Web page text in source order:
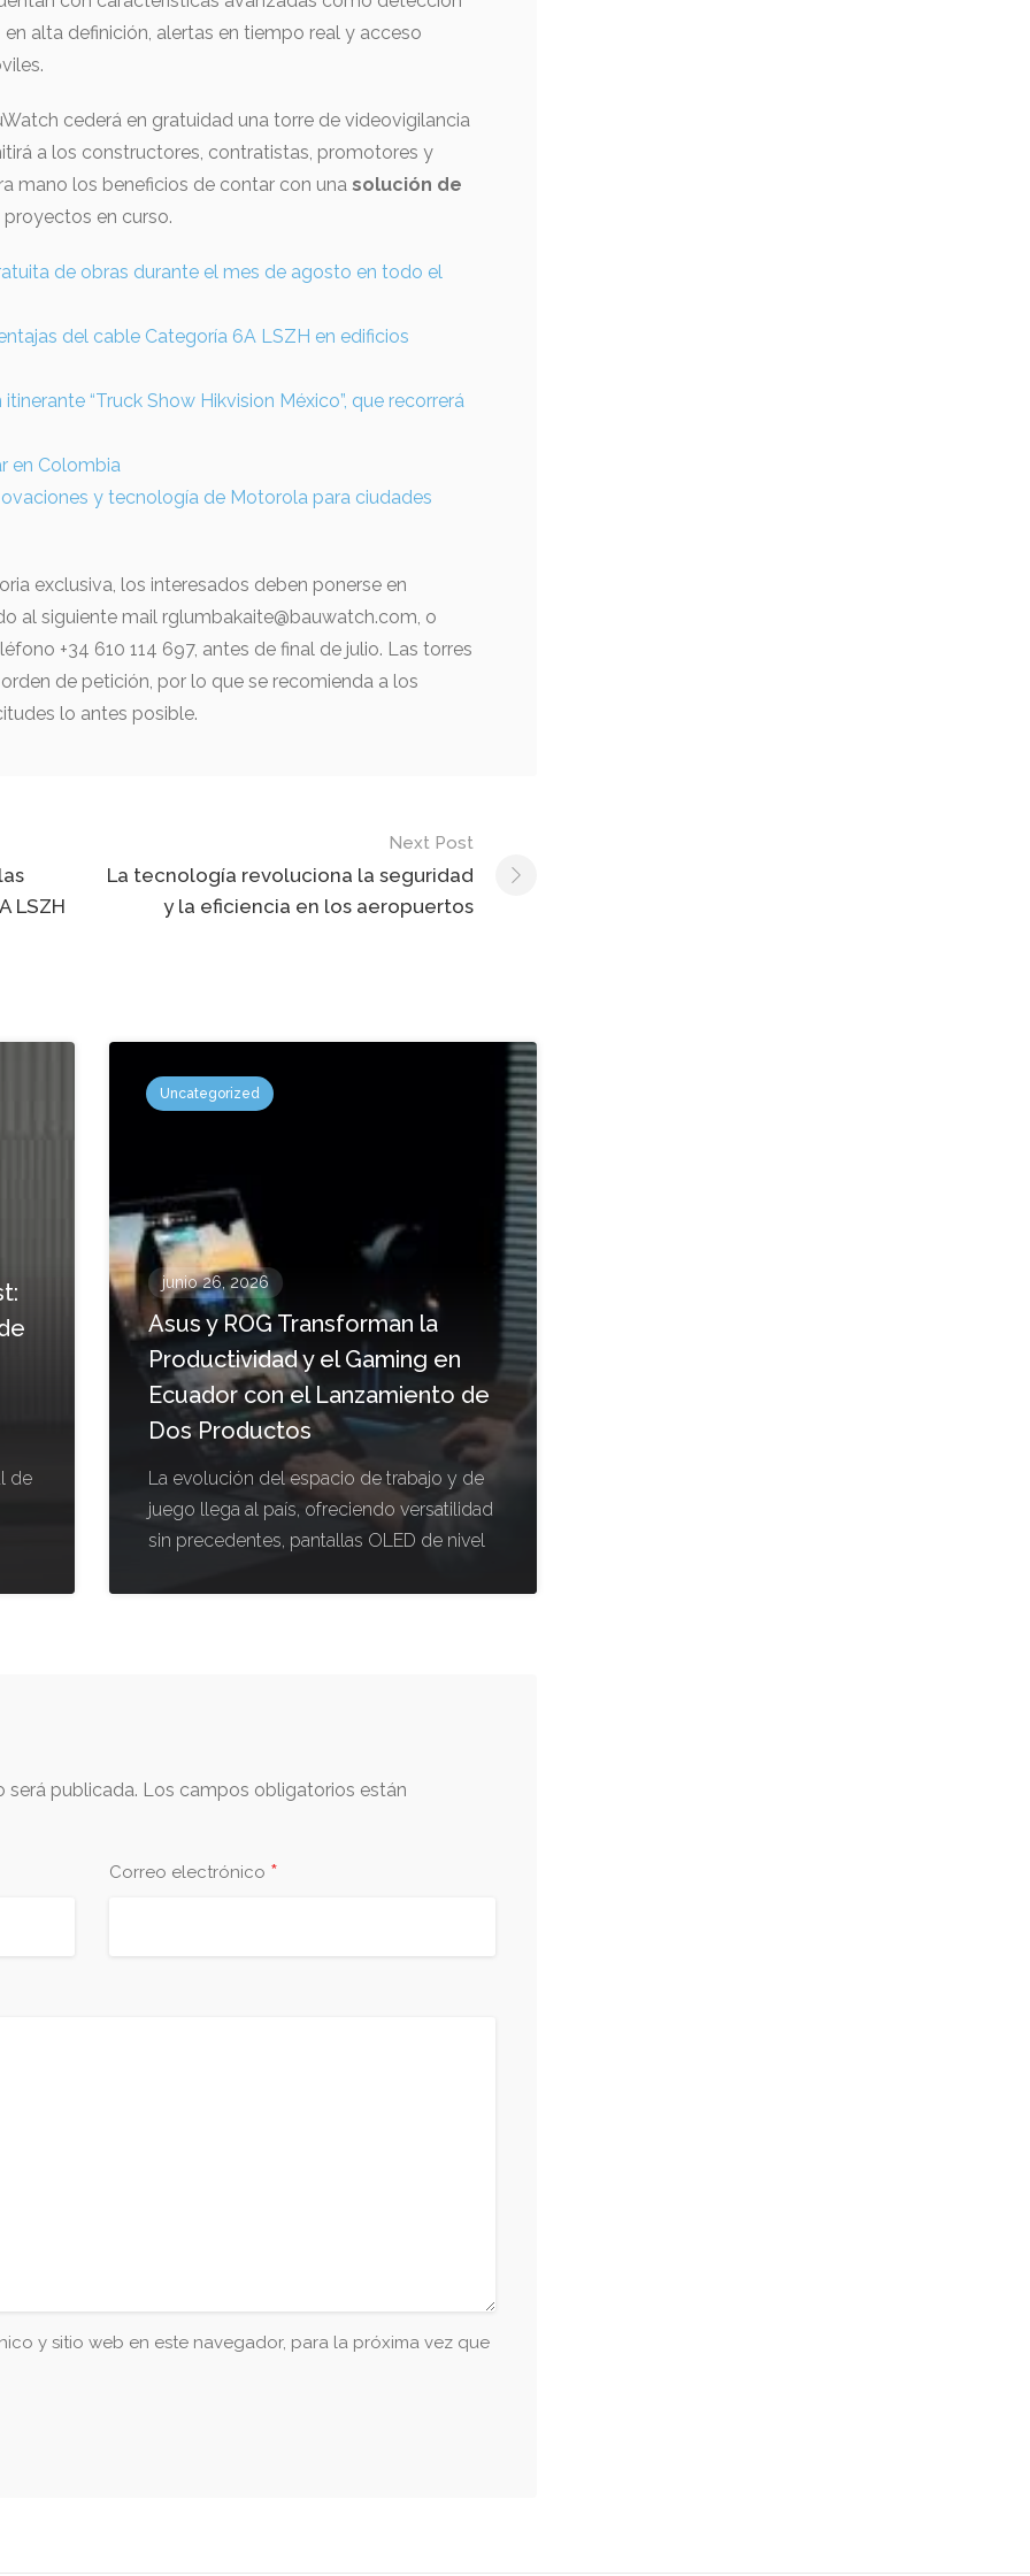
alta definición, alertas en tiempo real y acceso
cederá en gratuidad una torre de videovigilancia
a los constructores, contratistas, promotores y
mano los beneficios de contar con una solución de
en curso.
de obras durante el mes de agosto en todo el
del cable Categoría 6A LSZH en edificios
“Truck Show Hikvision México”, que recorrerá
en Colombia
y tecnología de Motorola para ciudades
exclusiva, los interesados deben ponerse en
al siguiente mail rglumbakaite@bauwatch.com, o
+34 610 114 697, antes de final de julio. Las torres
de petición, por lo que se recomienda a los
lo antes posible.
LSZH
Next Post
La tecnología revoluciona la seguridad
y la eficiencia en los aeropuertos
de
Uncategorized
junio 26, 2026
Asus y ROG Transforman la
Productividad y el Gaming en
Ecuador con el Lanzamiento de
Dos Productos
La evolución del espacio de trabajo y de
juego llega al país, ofreciendo versatilidad
sin precedentes, pantallas OLED de nivel
será publicada. Los campos obligatorios están
Correo electrónico *
y sitio web en este navegador, para la próxima vez que